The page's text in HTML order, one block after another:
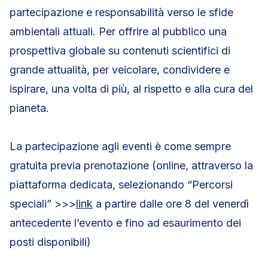
partecipazione e responsabilità verso le sfide
ambientali attuali. Per offrire al pubblico una
prospettiva globale su contenuti scientifici di
grande attualità, per veicolare, condividere e
ispirare, una volta di più, al rispetto e alla cura del
pianeta.
La partecipazione agli eventi è come sempre
gratuita previa prenotazione (online, attraverso la
piattaforma dedicata, selezionando “Percorsi
speciali” >>>link a partire dalle ore 8 del venerdì
antecedente l’evento e fino ad esaurimento dei
posti disponibili)